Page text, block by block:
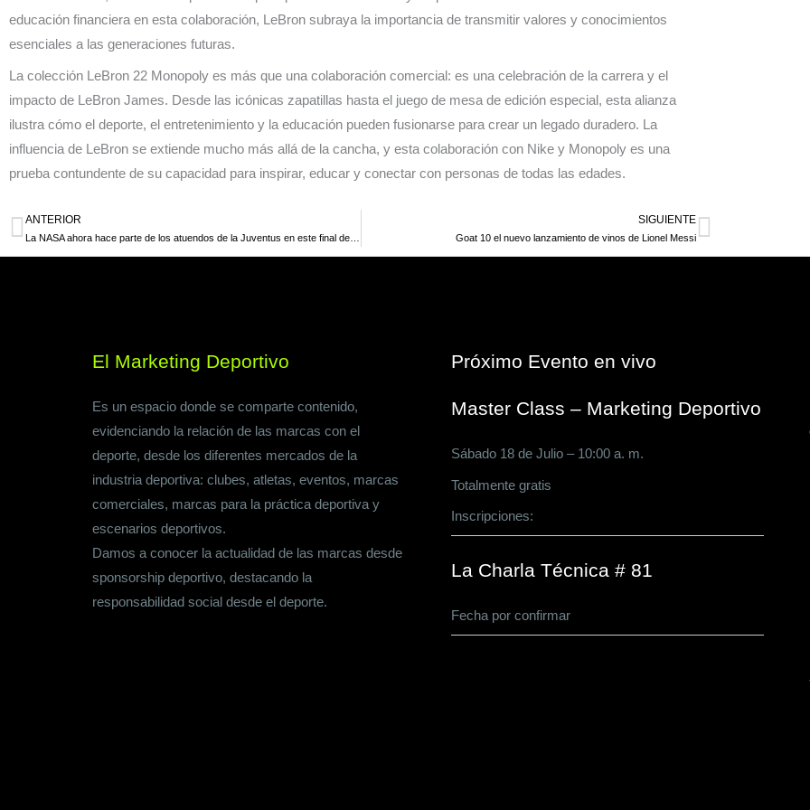
educación financiera en esta colaboración, LeBron subraya la importancia de transmitir valores y conocimientos
esenciales a las generaciones futuras.
La colección LeBron 22 Monopoly es más que una colaboración comercial: es una celebración de la carrera y el
impacto de LeBron James. Desde las icónicas zapatillas hasta el juego de mesa de edición especial, esta alianza
ilustra cómo el deporte, el entretenimiento y la educación pueden fusionarse para crear un legado duradero. La
influencia de LeBron se extiende mucho más allá de la cancha, y esta colaboración con Nike y Monopoly es una
prueba contundente de su capacidad para inspirar, educar y conectar con personas de todas las edades.
Ant
ANTERIOR SIGUIENTE
Goat 10 el nuevo lanzamiento de vinos de Lionel MessiSiguiente
El Marketing Deportivo
Es un espacio donde se comparte contenido,
evidenciando la relación de las marcas con el
deporte, desde los diferentes mercados de la
industria deportiva: clubes, atletas, eventos, marcas
comerciales, marcas para la práctica deportiva y
escenarios deportivos.
Damos a conocer la actualidad de las marcas desde
sponsorship deportivo, destacando la
responsabilidad social desde el deporte.
Próximo Evento en vivo
Master Class – Marketing Deportivo
Sábado 18 de Julio – 10:00 a. m.
Totalmente gratis
Inscripciones:
La Charla Técnica # 81
Fecha por confirmar